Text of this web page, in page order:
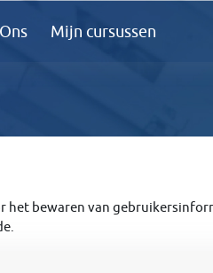
Mijn cursussen
bewaren van